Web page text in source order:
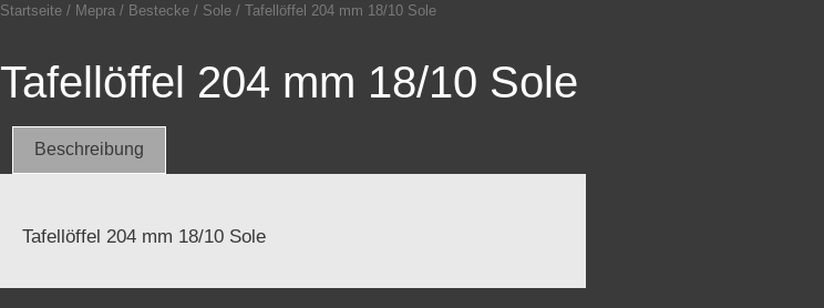
Startseite / Mepra / Bestecke / Sole / Tafellöffel 204 mm 18/10 Sole
Tafellöffel 204 mm 18/10 Sole
Beschreibung
Tafellöffel 204 mm 18/10 Sole